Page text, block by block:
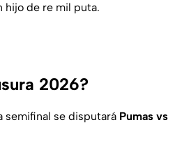
hijo de re mil puta.
2026?
semifinal se disputará Pumas vs